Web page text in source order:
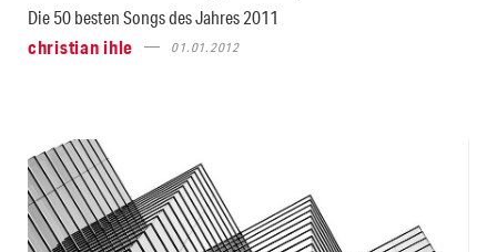
Die 50 besten Songs des Jahres 2011
christian ihle
01.01.2012